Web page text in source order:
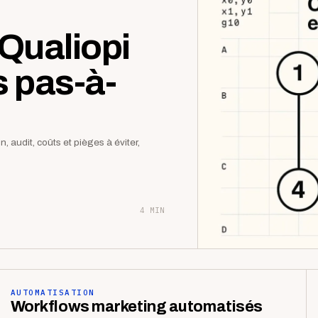
pas-à-
audit, coûts et pièges à éviter,
4 MIN
AUTOMATISATION
Workflows marketing automatisés